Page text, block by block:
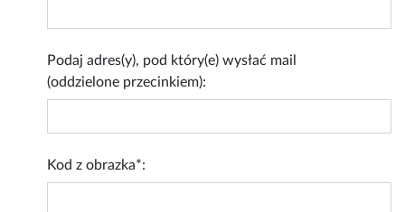
Podaj adres(y), pod który(e) wysłać mail
(oddzielone przecinkiem):
Kod z obrazka*: